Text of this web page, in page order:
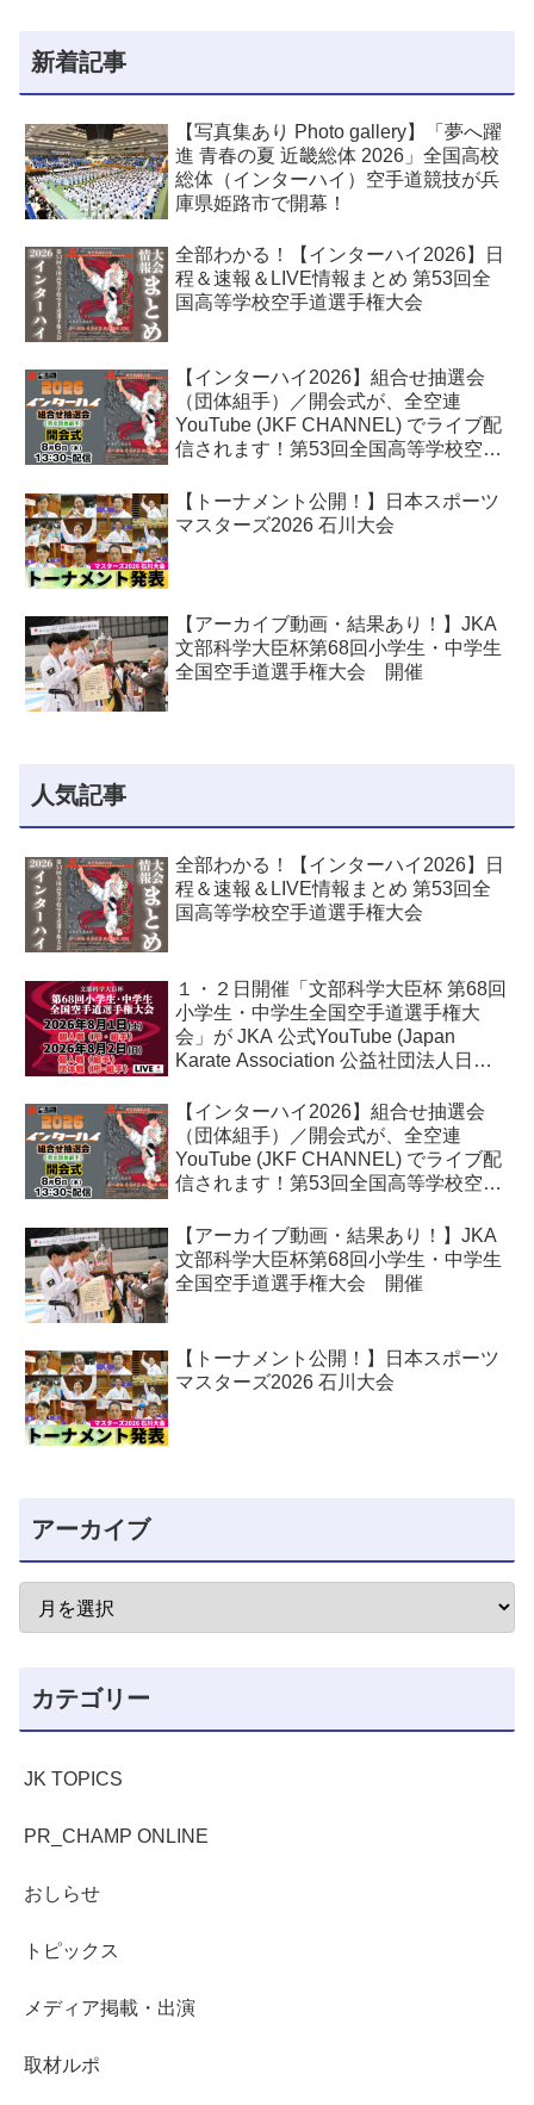
新着記事
【写真集あり Photo gallery】「夢へ躍
進 青春の夏 近畿総体 2026」全国高校
総体（インターハイ）空手道競技が兵
庫県姫路市で開幕！
全部わかる！【インターハイ2026】日
程＆速報＆LIVE情報まとめ 第53回全
国高等学校空手道選手権大会
【インターハイ2026】組合せ抽選会
（団体組手）／開会式が、全空連
YouTube (JKF CHANNEL) でライブ配
信されます！第53回全国高等学校空手
【トーナメント公開！】日本スポーツ
マスターズ2026 石川大会
【アーカイブ動画・結果あり！】JKA
文部科学大臣杯第68回小学生・中学生
全国空手道選手権大会 開催
人気記事
全部わかる！【インターハイ2026】日
程＆速報＆LIVE情報まとめ 第53回全
国高等学校空手道選手権大会
１・２日開催「文部科学大臣杯 第68回
小学生・中学生全国空手道選手権大
会」が JKA 公式YouTube (Japan
Karate Association 公益社団法人日本
【インターハイ2026】組合せ抽選会
（団体組手）／開会式が、全空連
YouTube (JKF CHANNEL) でライブ配
信されます！第53回全国高等学校空手
【アーカイブ動画・結果あり！】JKA
文部科学大臣杯第68回小学生・中学生
全国空手道選手権大会 開催
【トーナメント公開！】日本スポーツ
マスターズ2026 石川大会
アーカイブ
カテゴリー
JK TOPICS
PR_CHAMP ONLINE
おしらせ
トピックス
メディア掲載・出演
取材ルポ